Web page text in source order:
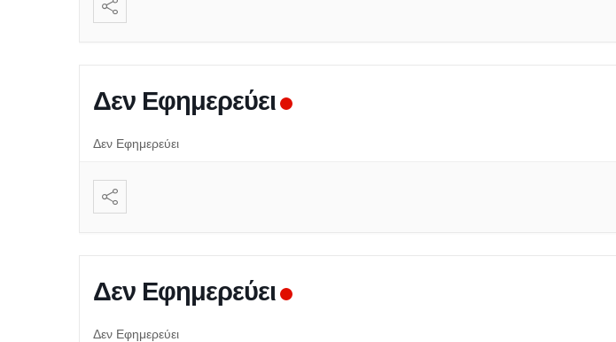
Δεν Εφημερεύει
Δεν Εφημερεύει
Δεν Εφημερεύει
Δεν Εφημερεύει